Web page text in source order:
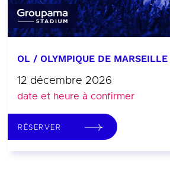
OL / OLYMPIQUE DE MARSEILLE
12 décembre 2026
date et heure à confirmer
RÉSERVER